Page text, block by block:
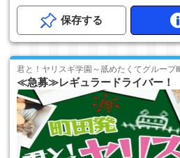
保存する
君と！ヤリスギ学園～舐めたくてグループ
≪急募≫レギュラードライバー！